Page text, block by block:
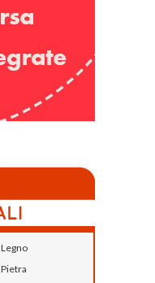
Legno
Pietra